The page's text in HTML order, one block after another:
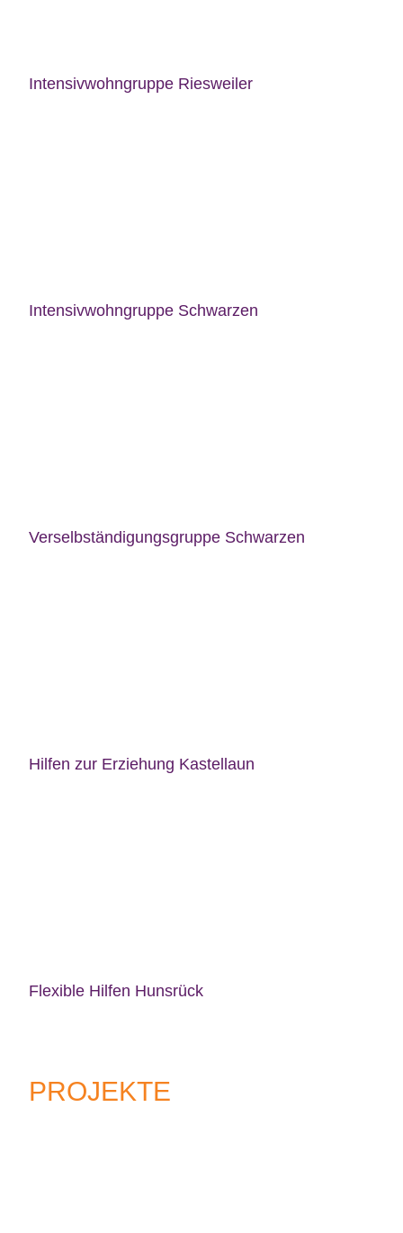
Intensivwohngruppe Riesweiler
Intensivwohngruppe Schwarzen
Verselbständigungsgruppe Schwarzen
Hilfen zur Erziehung Kastellaun
Flexible Hilfen Hunsrück
PROJEKTE